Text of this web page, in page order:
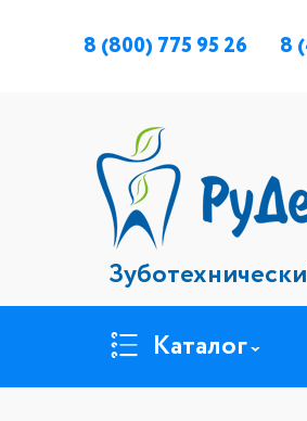
8 (800) 775 95 26 8
Каталог